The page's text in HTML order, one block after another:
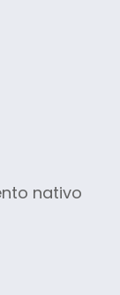
nativo